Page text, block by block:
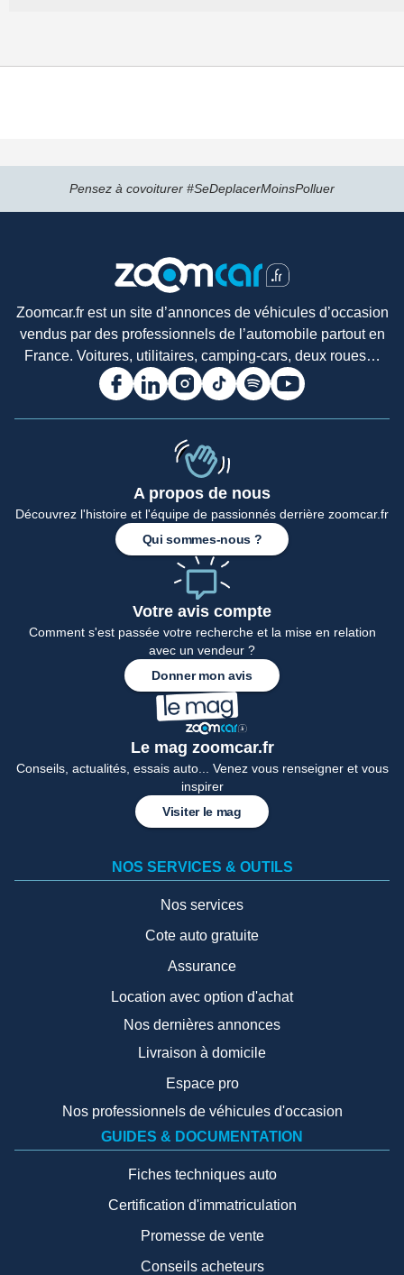
Accueil
Pensez à covoiturer #SeDeplacerMoinsPolluer
Zoomcar.fr est un site d’annonces de véhicules d’occasion
vendus par des professionnels de l’automobile partout en
France. Voitures, utilitaires, camping-cars, deux roues…
A propos de nous
Découvrez l'histoire et l'équipe de passionnés derrière zoomcar.fr
Qui sommes-nous ?
Votre avis compte
Comment s'est passée votre recherche et la mise en relation
avec un vendeur ?
Donner mon avis
Le mag zoomcar.fr
Conseils, actualités, essais auto... Venez vous renseigner et vous
inspirer
Visiter le mag
NOS SERVICES & OUTILS
Nos services
Cote auto gratuite
Assurance
Location avec option d'achat
Nos dernières annonces
Livraison à domicile
Espace pro
Nos professionnels de véhicules d'occasion
GUIDES & DOCUMENTATION
Fiches techniques auto
Certification d'immatriculation
Promesse de vente
Conseils acheteurs